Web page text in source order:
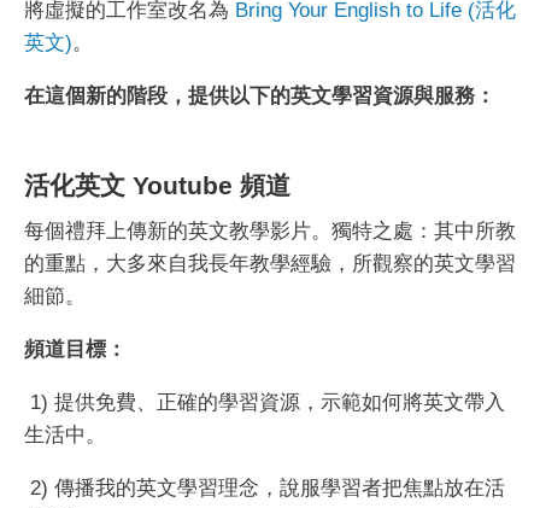
將虛擬的工作室改名為 Bring Your English to Life (活化
英文)。
在這個新的階段，提供以下的英文學習資源與服務：
活化英文 Youtube 頻道
每個禮拜上傳新的英文教學影片。獨特之處：其中所教
的重點，大多來自我長年教學經驗，所觀察的英文學習
細節。
頻道目標：
1) 提供免費、正確的學習資源，示範如何將英文帶入
生活中。
2) 傳播我的英文學習理念，說服學習者把焦點放在活